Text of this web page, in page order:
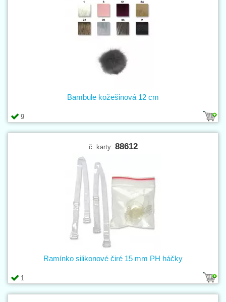
9
Bambule kožešinová 12 cm
č. karty: 88612
1
Ramínko silikonové čiré 15 mm PH háčky